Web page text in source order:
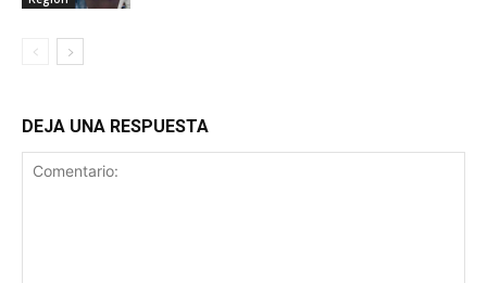
DEJA UNA RESPUESTA